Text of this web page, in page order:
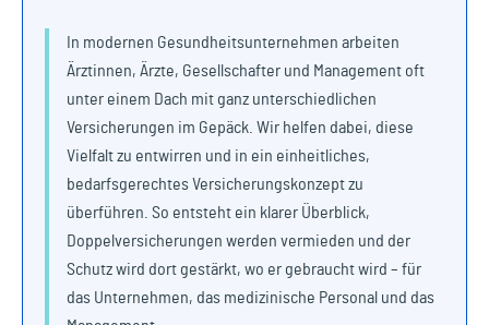
In modernen Gesundheitsunternehmen arbeiten
Ärztinnen, Ärzte, Gesellschafter und Management oft
unter einem Dach mit ganz unterschiedlichen
Versicherungen im Gepäck. Wir helfen dabei, diese
Vielfalt zu entwirren und in ein einheitliches,
bedarfsgerechtes Versicherungskonzept zu
überführen. So entsteht ein klarer Überblick,
Doppelversicherungen werden vermieden und der
Schutz wird dort gestärkt, wo er gebraucht wird – für
das Unternehmen, das medizinische Personal und das